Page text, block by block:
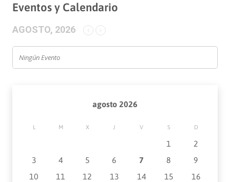
Eventos y Calendario
AGOSTO, 2026
Ningún Evento
agosto 2026
L M X J V S D
1
2
3
4 5 6 7 8
9
10
11 12 13 14 15
16